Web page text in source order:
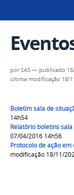
porSAS — publicado
última modificação 18/
Boletim sala de
14h54
Relatório boletins
07/04/2016 14h56
Protocolo de ação
modificação 18/11/